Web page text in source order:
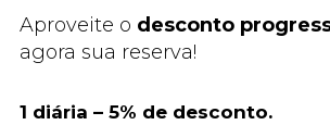
Aproveite o desconto
agora sua reserva!
1 diária – 5% de desconto.